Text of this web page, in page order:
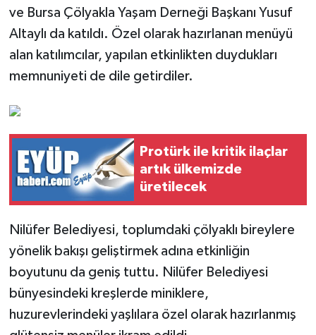
ve Bursa Çölyakla Yaşam Derneği Başkanı Yusuf
Altaylı da katıldı. Özel olarak hazırlanan menüyü
alan katılımcılar, yapılan etkinlikten duydukları
memnuniyeti de dile getirdiler.
Protürk ile kritik ilaçlar
artık ülkemizde
üretilecek
Nilüfer Belediyesi, toplumdaki çölyaklı bireylere
yönelik bakışı geliştirmek adına etkinliğin
boyutunu da geniş tuttu. Nilüfer Belediyesi
bünyesindeki kreşlerde miniklere,
huzurevlerindeki yaşlılara özel olarak hazırlanmış